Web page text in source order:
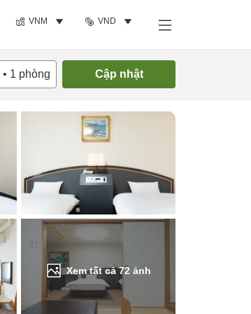
VNM VND
• 1 phòng Cập nhật
Xem tất cả72 ảnh
Tìm phòng trống